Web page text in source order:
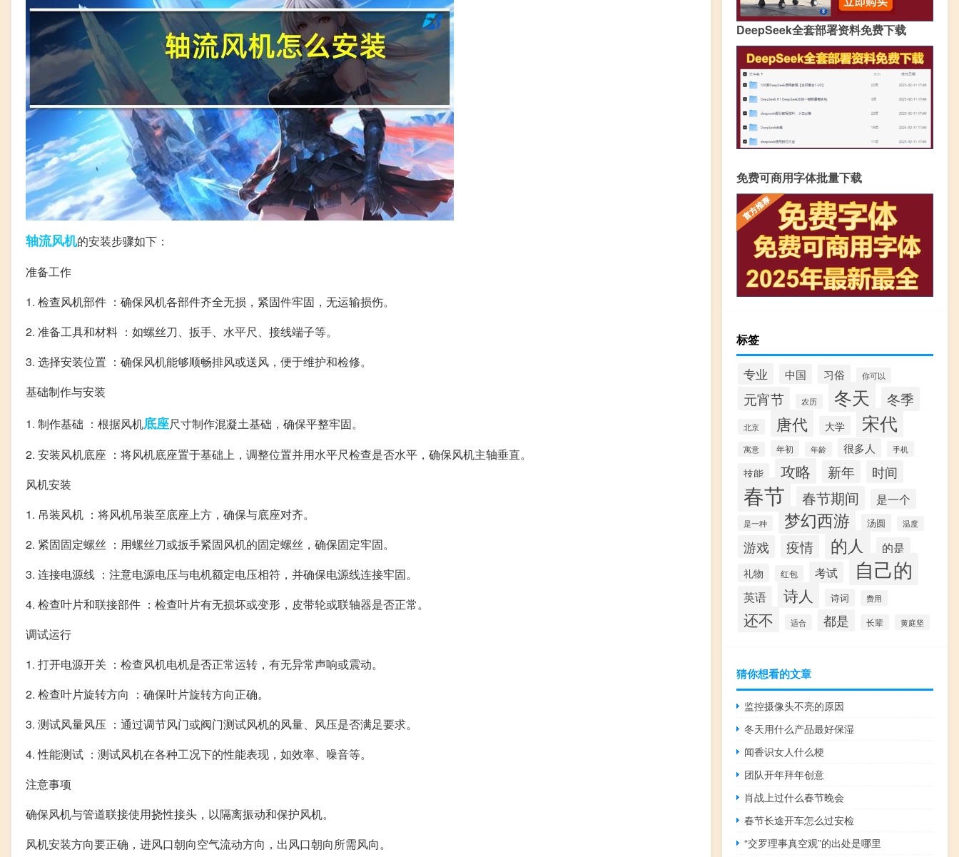
轴流风机的安装步骤如下：
准备工作
1. 检查风机部件 ：确保风机各部件齐全无损，紧固件牢固，无运输损伤。
2. 准备工具和材料 ：如螺丝刀、扳手、水平尺、接线端子等。
3. 选择安装位置 ：确保风机能够顺畅排风或送风，便于维护和检修。
基础制作与安装
1. 制作基础 ：根据风机底座尺寸制作混凝土基础，确保平整牢固。
2. 安装风机底座 ：将风机底座置于基础上，调整位置并用水平尺检查是否水平，确保风机主轴垂直。
风机安装
1. 吊装风机 ：将风机吊装至底座上方，确保与底座对齐。
2. 紧固固定螺丝 ：用螺丝刀或扳手紧固风机的固定螺丝，确保固定牢固。
3. 连接电源线 ：注意电源电压与电机额定电压相符，并确保电源线连接牢固。
4. 检查叶片和联接部件 ：检查叶片有无损坏或变形，皮带轮或联轴器是否正常。
调试运行
1. 打开电源开关 ：检查风机电机是否正常运转，有无异常声响或震动。
2. 检查叶片旋转方向 ：确保叶片旋转方向正确。
3. 测试风量风压 ：通过调节风门或阀门测试风机的风量、风压是否满足要求。
4. 性能测试 ：测试风机在各种工况下的性能表现，如效率、噪音等。
注意事项
确保风机与管道联接使用挠性接头，以隔离振动和保护风机。
风机安装方向要正确，进风口朝向空气流动方向，出风口朝向所需风向。
DeepSeek全套部署资料免费下载
免费可商用字体批量下载
标签
专业 中国 习俗 你可以
元宵节 农历 冬天 冬季
北京 唐代 大学 宋代
寓意 年初 年龄 很多人 手机
技能 攻略 新年 时间
春节 春节期间 是一个
是一种 梦幻西游 汤圆 温度
游戏 疫情 的人 的是
礼物 红包 考试 自己的
英语 诗人 诗词 费用
还不 适合 都是 长辈 黄庭坚
猜你想看的文章
监控摄像头不亮的原因
冬天用什么产品最好保湿
闻香识女人什么梗
团队开年拜年创意
肖战上过什么春节晚会
春节长途开车怎么过安检
“交罗理事真空观”的出处是哪里